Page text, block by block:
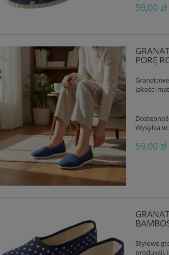
59,00 zł
PORĘ
jakości
Wysyłka w:
59,00 zł
Stylowe
produkcji,